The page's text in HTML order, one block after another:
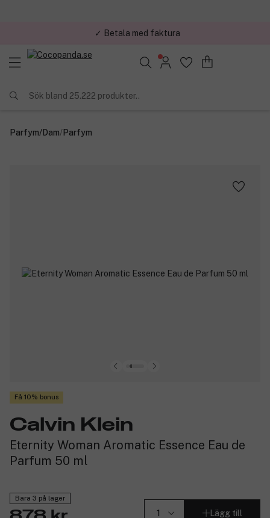
Sök bland 25.222 produkter..
Parfym/Dam/Parfym
Få 10% bonus
Calvin Klein
Eternity Woman Aromatic Essence Eau de
Parfum 50 ml
Bara 3 på lager
Lägg till